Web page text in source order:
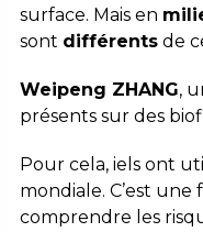
surface. Mais en
sont différents de
Weipeng ZHANG,
présents sur des
Pour cela, iels ont
mondiale. C’est
comprendre les